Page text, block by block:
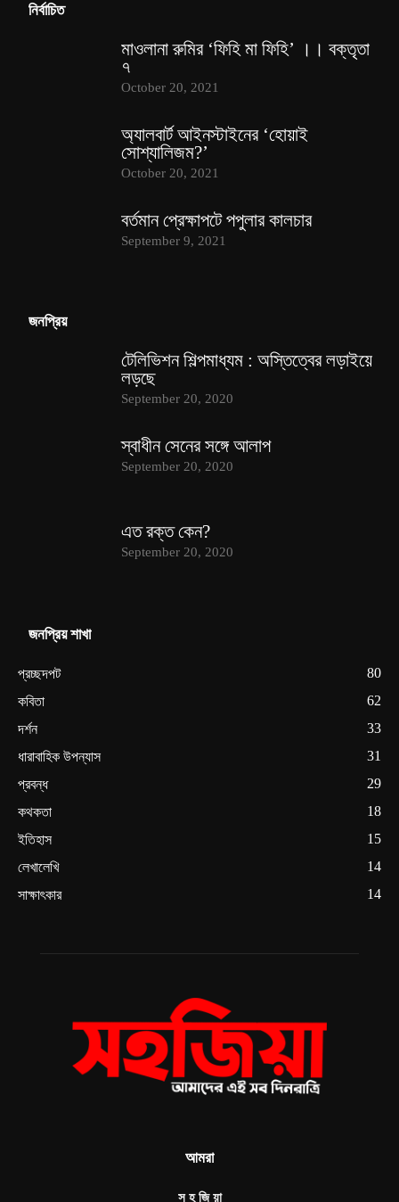
নির্বাচিত
মাওলানা রুমির ‘ফিহি মা ফিহি’ ।। বক্তৃতা
৭
October 20, 2021
অ্যালবার্ট আইনস্টাইনের ‘হোয়াই
সোশ্যালিজম?’
October 20, 2021
বর্তমান প্রেক্ষাপটে পপুলার কালচার
September 9, 2021
জনপ্রিয়
টেলিভিশন শিল্পমাধ্যম : অস্তিত্বের লড়াইয়ে
লড়ছে
September 20, 2020
স্বাধীন সেনের সঙ্গে আলাপ
September 20, 2020
এত রক্ত কেন?
September 20, 2020
জনপ্রিয় শাখা
প্রচ্ছদপট
80
কবিতা
62
দর্শন
33
ধারাবাহিক উপন্যাস
31
প্রবন্ধ
29
কথকতা
18
ইতিহাস
15
লেখালেখি
14
সাক্ষাৎকার
14
আমরা
স হ জি য়া